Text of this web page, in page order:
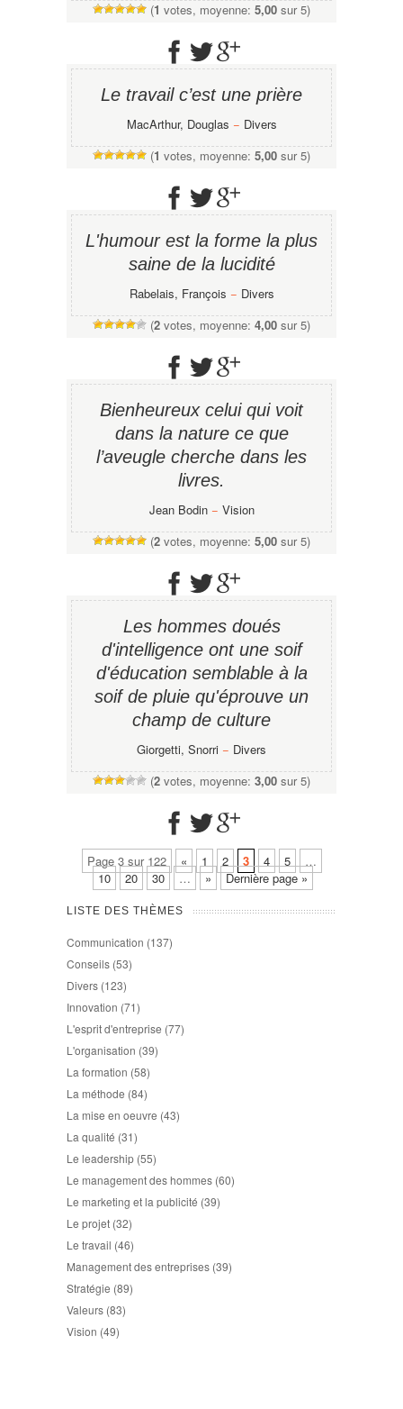
(1 votes, moyenne: 5,00 sur 5)
Le travail c’est une prière
MacArthur, Douglas − Divers
(1 votes, moyenne: 5,00 sur 5)
L'humour est la forme la plus
saine de la lucidité
Rabelais, François − Divers
(2 votes, moyenne: 4,00 sur 5)
Bienheureux celui qui voit
dans la nature ce que
l’aveugle cherche dans les
livres.
Jean Bodin− Vision
(2 votes, moyenne: 5,00 sur 5)
Les hommes doués
d'intelligence ont une soif
d'éducation semblable à la
soif de pluie qu'éprouve un
champ de culture
Giorgetti, Snorri − Divers
(2 votes, moyenne: 3,00 sur 5)
Page 3 sur 122 « 1 2 3 4 5
…
10
20 30 … » Dernière page »
LISTE DES THÈMES
Communication (137)
Conseils (53)
Divers (123)
Innovation (71)
L'esprit d'entreprise (77)
L'organisation (39)
La formation (58)
La méthode (84)
La mise en oeuvre (43)
La qualité (31)
Le leadership (55)
Le management des hommes (60)
Le marketing et la publicité (39)
Le projet (32)
Le travail (46)
Management des entreprises (39)
Stratégie (89)
Valeurs (83)
Vision (49)